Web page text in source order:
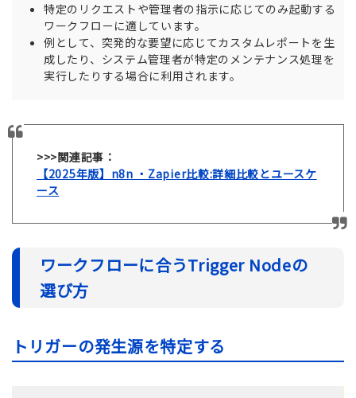
特定のリクエストや管理者の指示に応じてのみ起動する
ワークフローに適しています。
例として、突発的な要望に応じてカスタムレポートを生
成したり、システム管理者が特定のメンテナンス処理を
実行したりする場合に利用されます。
>>>関連記事：
【2025年版】n8n ・Zapier比較:詳細比較とユースケ
ース
ワークフローに合うTrigger Nodeの
選び方
トリガーの発生源を特定する